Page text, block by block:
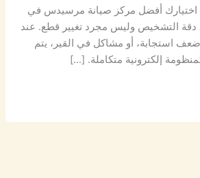
اختيارك أفضل مركز صيانة مرسيدس في
التشخيص وليس مجرد تغيير قطع. عند
استجابة، أو مشاكل في القير، يتم
إلكترونية متكاملة. […]